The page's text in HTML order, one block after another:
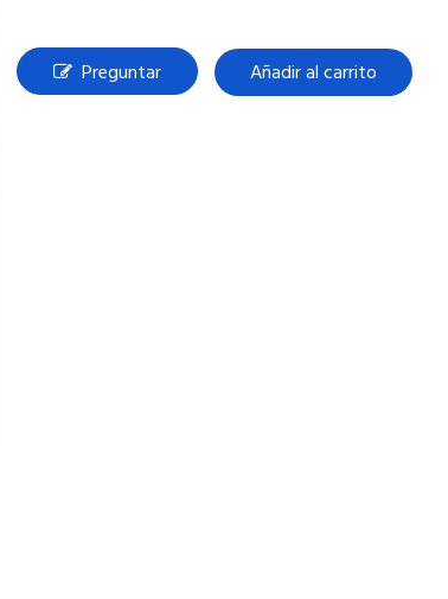
Preguntar Añadir al carrito